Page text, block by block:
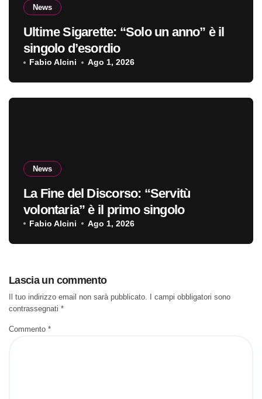
News
Ultime Sigarette: “Solo un anno” è il
singolo d’esordio
Fabio Alcini Ago 1, 2026
News
La Fine del Discorso: “Servitù
volontaria” è il primo singolo
Fabio Alcini Ago 1, 2026
Lascia un commento
Il tuo indirizzo email non sarà pubblicato.
I campi obbligatori sono
contrassegnati *
Commento *